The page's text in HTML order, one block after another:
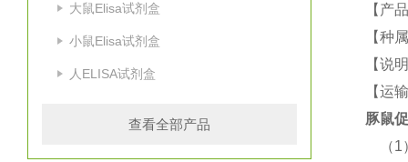
大鼠Elisa试剂盒
小鼠Elisa试剂盒
人ELISA试剂盒
查看全部产品
【产
【种
【说
【运
豚鼠
（